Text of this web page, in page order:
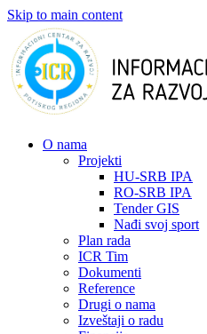
Skip to main content
О nama
Projekti
HU-SRB IPA
RO-SRB IPA
Tender GIS
Nađi svoj sport
Plan rada
ICR Tim
Dokumenti
Reference
Drugi o nama
Izveštaji o radu